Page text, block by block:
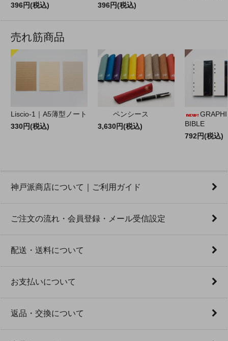
396円(税込)
396円(税込)
売れ筋商品
Liscio-1｜A5薄型ノート
330円(税込)
ペンシース
3,630円(税込)
BIBLE
792円(税込)
神戸派商店について｜ご利用ガイド
ご注文の流れ・会員登録・メール受信設定
配送・送料について
お支払いについて
返品・交換について